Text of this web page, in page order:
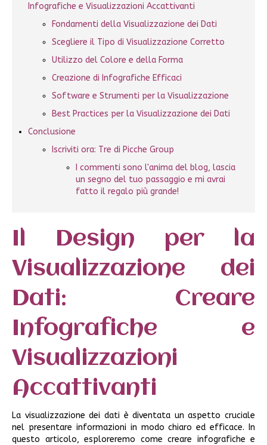
Infografiche e Visualizzazioni Accattivanti
Fondamenti della Visualizzazione dei Dati
Scegliere il Tipo di Visualizzazione Corretto
Utilizzo del Colore e della Forma
Creazione di Infografiche Efficaci
Software e Strumenti per la Visualizzazione
Best Practices per la Visualizzazione dei Dati
Conclusione
Iscriviti ora: Tre di Picche Group
I commenti sono l'anima del blog, lascia
un segno del tuo passaggio e mi avrai
fatto il regalo più grande!
Il Design per la
Visualizzazione dei
Dati: Creare
Infografiche e
Visualizzazioni
Accattivanti
La visualizzazione dei dati è diventata un aspetto cruciale
nel presentare informazioni in modo chiaro ed efficace. In
questo articolo, esploreremo come creare infografiche e